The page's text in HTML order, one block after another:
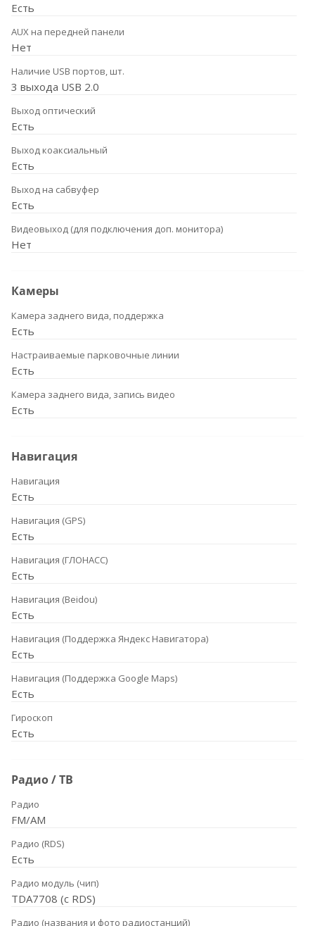
Есть
AUX на передней панели
Нет
Наличие USB портов, шт.
3 выхода USB 2.0
Выход оптический
Есть
Выход коаксиальный
Есть
Выход на сабвуфер
Есть
Видеовыход (для подключения доп. монитора)
Нет
Камеры
Камера заднего вида, поддержка
Есть
Настраиваемые парковочные линии
Есть
Камера заднего вида, запись видео
Есть
Навигация
Навигация
Есть
Навигация (GPS)
Есть
Навигация (ГЛОНАСС)
Есть
Навигация (Beidou)
Есть
Навигация (Поддержка Яндекс Навигатора)
Есть
Навигация (Поддержка Google Maps)
Есть
Гироскоп
Есть
Радио / ТВ
Радио
FM/AM
Радио (RDS)
Есть
Радио модуль (чип)
TDA7708 (с RDS)
Радио (названия и фото радиостанций)